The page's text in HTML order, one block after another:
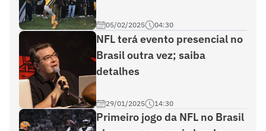
05/02/2025 04:30
NFL terá evento presencial no
Brasil outra vez; saiba
detalhes
29/01/2025 14:30
Primeiro jogo da NFL no Brasil